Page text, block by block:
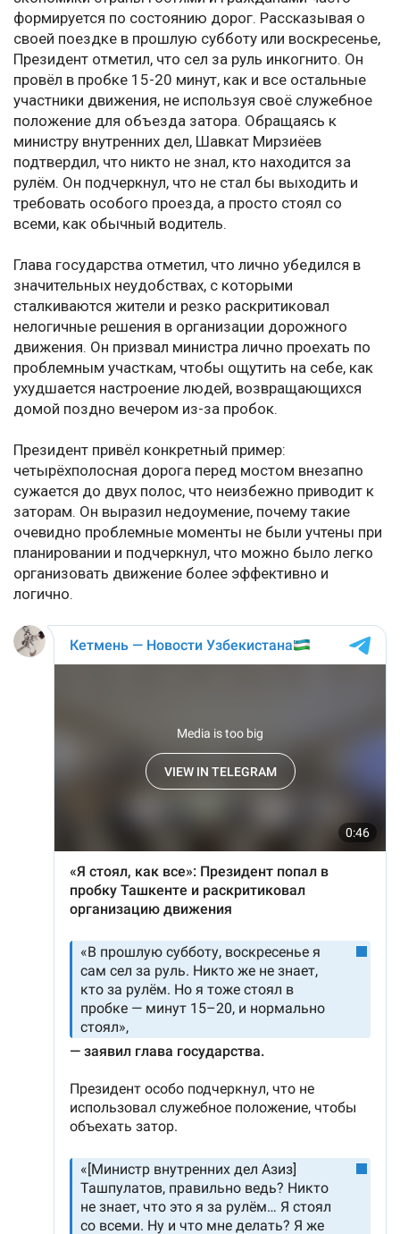
формируется по состоянию дорог. Рассказывая о
своей поездке в прошлую субботу или воскресенье,
Президент отметил, что сел за руль инкогнито. Он
провёл в пробке 15-20 минут, как и все остальные
участники движения, не используя своё служебное
положение для объезда затора. Обращаясь к
министру внутренних дел, Шавкат Мирзиёев
подтвердил, что никто не знал, кто находится за
рулём. Он подчеркнул, что не стал бы выходить и
требовать особого проезда, а просто стоял со
всеми, как обычный водитель.
Глава государства отметил, что лично убедился в
значительных неудобствах, с которыми
сталкиваются жители и резко раскритиковал
нелогичные решения в организации дорожного
движения. Он призвал министра лично проехать по
проблемным участкам, чтобы ощутить на себе, как
ухудшается настроение людей, возвращающихся
домой поздно вечером из-за пробок.
Президент привёл конкретный пример:
четырёхполосная дорога перед мостом внезапно
сужается до двух полос, что неизбежно приводит к
заторам. Он выразил недоумение, почему такие
очевидно проблемные моменты не были учтены при
планировании и подчеркнул, что можно было легко
организовать движение более эффективно и
логично.